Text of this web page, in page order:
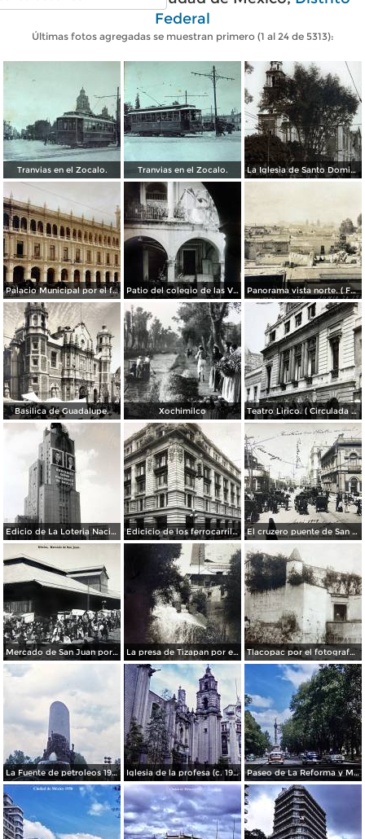
Federal
Últimas fotos agregadas se muestran primero (1 al 24 de 5313):
Tranvias en el Zocalo. Tranvias en el Zocalo. La Iglesia de Santo Domingo.
Palacio Municipal por el fotografo Hugo Brehme.. Patio del colegio de las Vizcainas por el fotografo Hugo Brehme. Panorama vista norte. ( Fechada el 20 de Junio de 1905 ).
Basilica de Guadalupe. Xochimilco Teatro Lirico. ( Circulada el 1 de Agosto de 1926 ).
Edicio de La Loteria Nacional Ciudad de México Abril de 1964 Edicicio de los ferrocarriles. El cruzero puente de San Francisco y Guardiola por el fotografo Felix Miret.
Mercado de San Juan por el fotografo Felix Miret La presa de Tizapan por el fotografo Fernando Kososky. ( Circulada el 22 de Diembre de 1910 ). Tlacopac por el fotografo Hugo Brehme.
La Fuente de petroleos 1950. Iglesia de la profesa (c. 1950) Paseo de La Reforma y Mto a La Independencia 1950